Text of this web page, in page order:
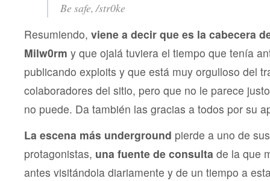
Be safe, /str0ke
Resumiendo, viene a decir que es la cabecera
Milw0rm y que ojalá tuviera el tiempo que tenía
publicando exploits y que está muy orgulloso del
colaboradores del sitio, pero que no le parece
no puede. Da también las gracias a todos por su
La escena más underground pierde a uno de
protagonistas, una fuente de consulta de la que
antes visitándola diariamente y de un tiempo a